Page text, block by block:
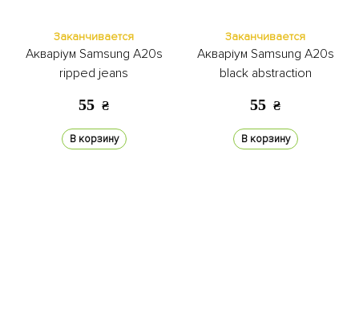
Заканчивается
Акваріум Samsung A20s
ripped jeans
55 ₴
В корзину
Заканчивается
Акваріум Samsung A20s
black abstraction
55 ₴
В корзину